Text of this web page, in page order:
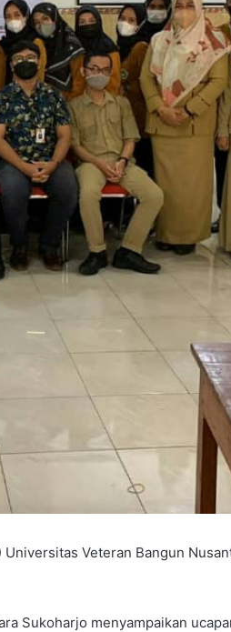
Veteran Bangun
Sukoharjo menyampaikan